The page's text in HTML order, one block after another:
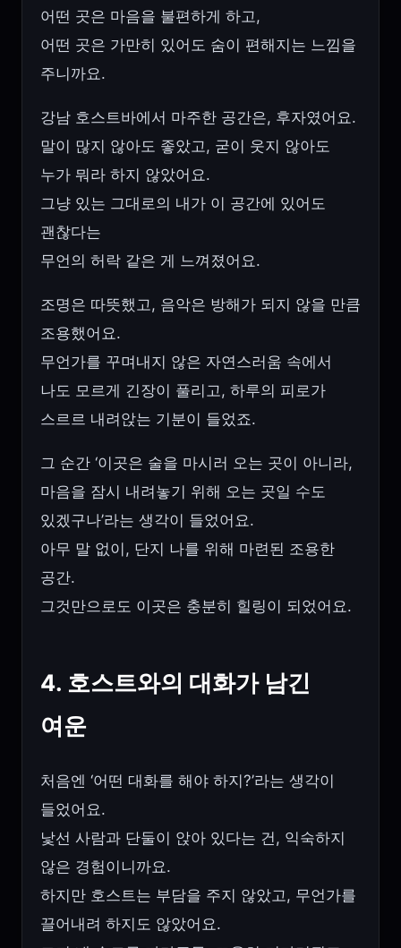
어떤 곳은 마음을 불편하게 하고,
어떤 곳은 가만히 있어도 숨이 편해지는 느낌을
주니까요.
강남 호스트바에서 마주한 공간은, 후자였어요.
말이 많지 않아도 좋았고, 굳이 웃지 않아도
누가 뭐라 하지 않았어요.
그냥 있는 그대로의 내가 이 공간에 있어도
괜찮다는
무언의 허락 같은 게 느껴졌어요.
조명은 따뜻했고, 음악은 방해가 되지 않을 만큼
조용했어요.
무언가를 꾸며내지 않은 자연스러움 속에서
나도 모르게 긴장이 풀리고, 하루의 피로가
스르르 내려앉는 기분이 들었죠.
그 순간 ‘이곳은 술을 마시러 오는 곳이 아니라,
마음을 잠시 내려놓기 위해 오는 곳일 수도
있겠구나’라는 생각이 들었어요.
아무 말 없이, 단지 나를 위해 마련된 조용한
공간.
그것만으로도 이곳은 충분히 힐링이 되었어요.
4. 호스트와의 대화가 남긴
여운
처음엔 ‘어떤 대화를 해야 하지?’라는 생각이
들었어요.
낯선 사람과 단둘이 앉아 있다는 건, 익숙하지
않은 경험이니까요.
하지만 호스트는 부담을 주지 않았고, 무언가를
끌어내려 하지도 않았어요.